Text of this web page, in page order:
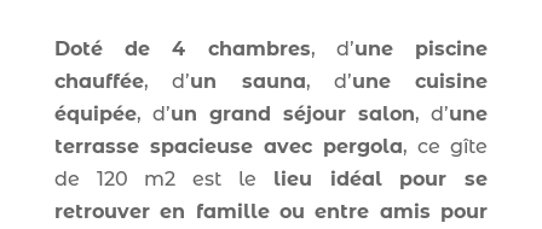
Doté de 4 chambres, d’une piscine
chauffée, d’un sauna, d’une cuisine
équipée, d’un grand séjour salon, d’une
terrasse spacieuse avec pergola, ce gîte
de 120 m2 est le lieu idéal pour se
retrouver en famille ou entre amis pour